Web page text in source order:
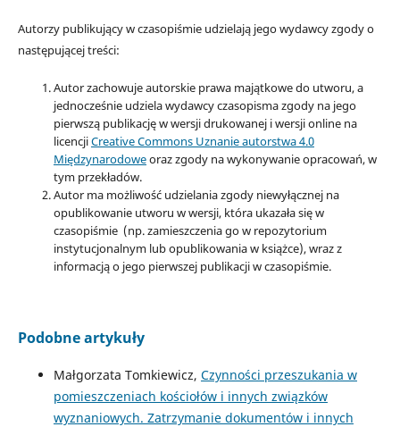
Autorzy publikujący w czasopiśmie udzielają jego wydawcy zgody o
następującej treści:
Autor zachowuje autorskie prawa majątkowe do utworu, a
jednocześnie udziela wydawcy czasopisma zgody na jego
pierwszą publikację w wersji drukowanej i wersji online na
licencjiCreative Commons Uznanie autorstwa 4.0
Międzynarodoweoraz zgody na wykonywanie opracowań, w
tym przekładów.
Autor ma możliwość udzielania zgody niewyłącznej na
opublikowanie utworu w wersji, która ukazała się w
czasopiśmie (np. zamieszczenia go w repozytorium
instytucjonalnym lub opublikowania w książce), wraz z
informacją o jego pierwszej publikacji w czasopiśmie.
Podobne artykuły
Małgorzata Tomkiewicz, Czynności przeszukania w
pomieszczeniach kościołów i innych związków
wyznaniowych. Zatrzymanie dokumentów i innych